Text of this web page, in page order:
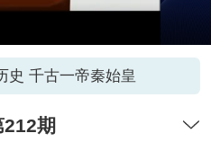
史 千古一帝秦始皇
期